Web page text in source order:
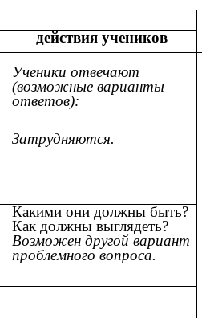
действия учеников
Ученики отвечают
(возможные варианты
ответов):
Затрудняются.
Какими они должны быть?
Как должны выглядеть?
Возможен другой вариант
проблемного вопроса.